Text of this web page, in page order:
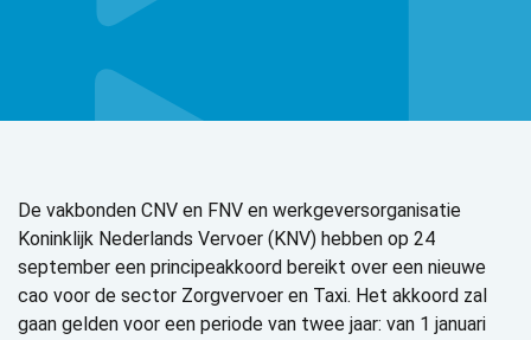
De vakbonden CNV en FNV en werkgeversorganisatie
Koninklijk Nederlands Vervoer (KNV) hebben op 24
september een principeakkoord bereikt over een nieuwe
cao voor de sector Zorgvervoer en Taxi. Het akkoord zal
gaan gelden voor een periode van twee jaar: van 1 januari